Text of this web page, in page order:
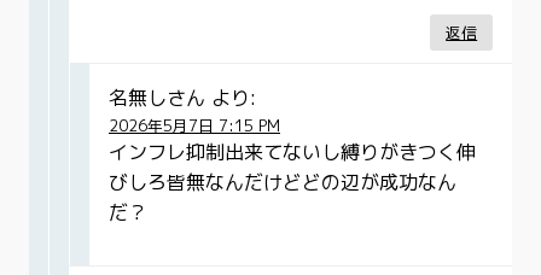
返信
名無しさん より:
2026年5月7日 7:15 PM
インフレ抑制出来てないし縛りがきつく伸
びしろ皆無なんだけどどの辺が成功なん
だ？